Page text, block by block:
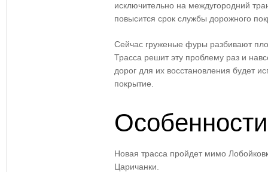
исключительно на междугородний
повысится срок службы дорожного
Сейчас груженые фуры разбивают
Трасса решит эту проблему раз и
дорог для их восстановления будет
покрытие.
Особенности
Новая трасса пройдет мимо
Царичанки.